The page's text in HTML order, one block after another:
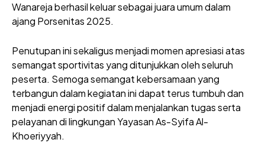
Wanareja berhasil keluar sebagai juara umum dalam
ajang Porsenitas 2025.
Penutupan ini sekaligus menjadi momen apresiasi atas
semangat sportivitas yang ditunjukkan oleh seluruh
peserta. Semoga semangat kebersamaan yang
terbangun dalam kegiatan ini dapat terus tumbuh dan
menjadi energi positif dalam menjalankan tugas serta
pelayanan di lingkungan Yayasan As-Syifa Al-
Khoeriyyah.